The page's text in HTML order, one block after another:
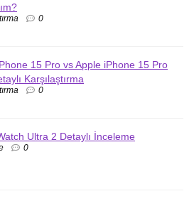
0
15 Pro vs Apple iPhone 15 Pro
Karşılaştırma
0
Ultra 2 Detaylı İnceleme
0